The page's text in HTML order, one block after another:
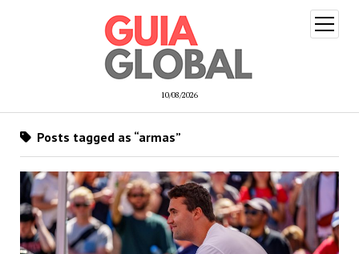
10/08/2026
open
menu
Posts tagged as “armas”